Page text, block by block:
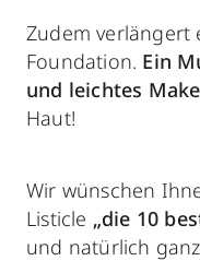
Zudem verlängert
Foundation. Ein
und leichtes
Haut!
Wir wünschen
Listicle „die 10
und natürlich